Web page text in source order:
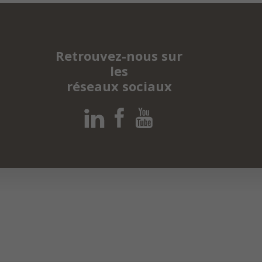
Retrouvez-nous sur
les
réseaux sociaux